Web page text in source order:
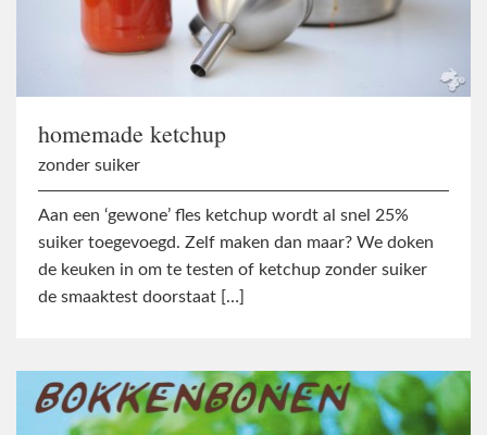
homemade ketchup
zonder suiker
Aan een ‘gewone’ fles ketchup wordt al snel 25%
suiker toegevoegd. Zelf maken dan maar? We doken
de keuken in om te testen of ketchup zonder suiker
de smaaktest doorstaat […]